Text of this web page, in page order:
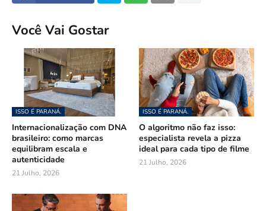
Você Vai Gostar
ISSO É PARANÁ.
Internacionalização com DNA
brasileiro: como marcas
equilibram escala e
autenticidade
21 Julho, 2026
ISSO É PARANÁ.
O algoritmo não faz isso:
especialista revela a pizza
ideal para cada tipo de filme
21 Julho, 2026